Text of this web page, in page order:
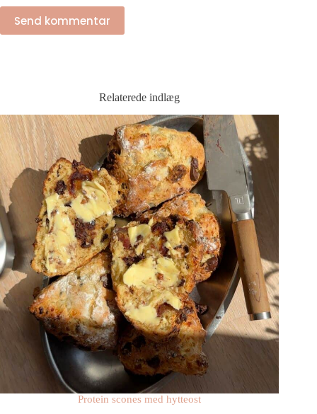
Send kommentar
Relaterede indlæg
Protein scones med hytteost